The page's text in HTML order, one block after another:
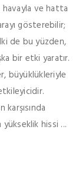
havayla ve hatta
gösterebilir;
de bu yüzden,
bir etki yaratır.
büyüklükleriyle
hissi ...